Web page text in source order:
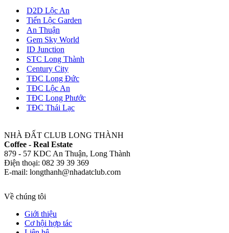
D2D Lộc An
Tiến Lộc Garden
An Thuận
Gem Sky World
ID Junction
STC Long Thành
Century City
TĐC Long Đức
TĐC Lộc An
TĐC Long Phước
TĐC Thái Lạc
NHÀ ĐẤT CLUB LONG THÀNH
Coffee - Real Estate
879 - 57 KDC An Thuận, Long Thành
Điện thoại: 082 39 39 369
E-mail: longthanh@nhadatclub.com
Về chúng tôi
Giới thiệu
Cơ hội hợp tác